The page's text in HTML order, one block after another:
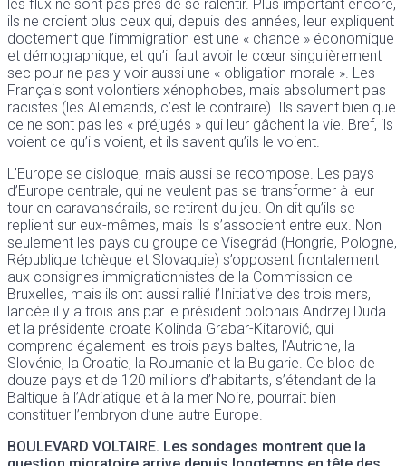
les flux ne sont pas près de se ralentir. Plus important encore,
ils ne croient plus ceux qui, depuis des années, leur expliquent
doctement que l’immigration est une « chance » économique
et démographique, et qu’il faut avoir le cœur singulièrement
sec pour ne pas y voir aussi une « obligation morale ». Les
Français sont volontiers xénophobes, mais absolument pas
racistes (les Allemands, c’est le contraire). Ils savent bien que
ce ne sont pas les « préjugés » qui leur gâchent la vie. Bref, ils
voient ce qu’ils voient, et ils savent qu’ils le voient.
L’Europe se disloque, mais aussi se recompose. Les pays
d’Europe centrale, qui ne veulent pas se transformer à leur
tour en caravansérails, se retirent du jeu. On dit qu’ils se
replient sur eux-mêmes, mais ils s’associent entre eux. Non
seulement les pays du groupe de Visegrád (Hongrie, Pologne,
République tchèque et Slovaquie) s’opposent frontalement
aux consignes immigrationnistes de la Commission de
Bruxelles, mais ils ont aussi rallié l’Initiative des trois mers,
lancée il y a trois ans par le président polonais Andrzej Duda
et la présidente croate Kolinda Grabar-Kitarović, qui
comprend également les trois pays baltes, l’Autriche, la
Slovénie, la Croatie, la Roumanie et la Bulgarie. Ce bloc de
douze pays et de 120 millions d’habitants, s’étendant de la
Baltique à l’Adriatique et à la mer Noire, pourrait bien
constituer l’embryon d’une autre Europe.
BOULEVARD VOLTAIRE. Les sondages montrent que la